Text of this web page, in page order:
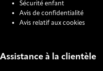
Sécurité enfant
Avis de confidentialité
Avis relatif aux cookies
Assistance à la clientèle